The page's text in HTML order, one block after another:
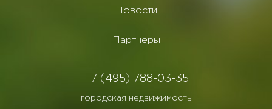
Новости
Партнеры
+7 (495) 788-03-35
городская недвижимость